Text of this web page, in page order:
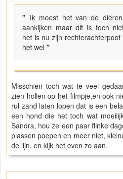
" Ik moest het van de
aankijken maar dit is toch
het is nu zijn
het wel "
Misschien toch wat te veel
zien hollen op het filmpje,en ook
rul zand laten lopen dat is een
een hond die het toch wat
Sandra, hou ze een paar flinke
plassen poepen en meer niet,
de lijn, en kijk het even zo aan.